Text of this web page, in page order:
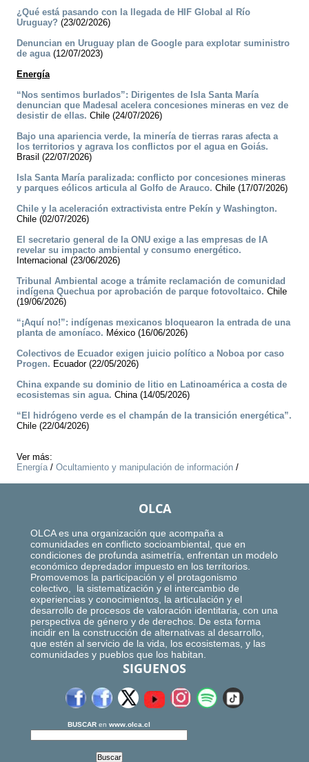
¿Qué está pasando con la llegada de HIF Global al Río
Uruguay? (23/02/2026)
Denuncian en Uruguay plan de Google para explotar suministro
de agua(12/07/2023)
Energía
“Nos sentimos burlados”: Dirigentes de Isla Santa María
denuncian que Madesal acelera concesiones mineras en vez de
desistir de ellas. Chile (24/07/2026)
Bajo una apariencia verde, la minería de tierras raras afecta a
los territorios y agrava los conflictos por el agua en Goiás.
Brasil (22/07/2026)
Isla Santa María paralizada: conflicto por concesiones mineras
y parques eólicos articula al Golfo de Arauco. Chile (17/07/2026)
Chile y la aceleración extractivista entre Pekín y Washington.
Chile (02/07/2026)
El secretario general de la ONU exige a las empresas de IA
revelar su impacto ambiental y consumo energético.
Internacional (23/06/2026)
Tribunal Ambiental acoge a trámite reclamación de comunidad
indígena Quechua por aprobación de parque fotovoltaico. Chile
(19/06/2026)
“¡Aquí no!”: indígenas mexicanos bloquearon la entrada de una
planta de amoníaco. México (16/06/2026)
Colectivos de Ecuador exigen juicio político a Noboa por caso
Progen. Ecuador (22/05/2026)
China expande su dominio de litio en Latinoamérica a costa de
ecosistemas sin agua. China (14/05/2026)
“El hidrógeno verde es el champán de la transición energética”.
Chile (22/04/2026)
Ver más:
Energía/ Ocultamiento y manipulación de información /
OLCA
OLCA es una organización que acompaña a
comunidades en conflicto socioambiental, que en
condiciones de profunda asimetría, enfrentan un modelo
económico depredador impuesto en los territorios.
Promovemos la participación y el protagonismo
colectivo, la sistematización y el intercambio de
experiencias y conocimientos, la articulación y el
desarrollo de procesos de valoración identitaria, con una
perspectiva de género y de derechos. De esta forma
incidir en la construcción de alternativas al desarrollo,
que estén al servicio de la vida, los ecosistemas, y las
comunidades y pueblos que los habitan.
SIGUENOS
BUSCAR en www.olca.cl